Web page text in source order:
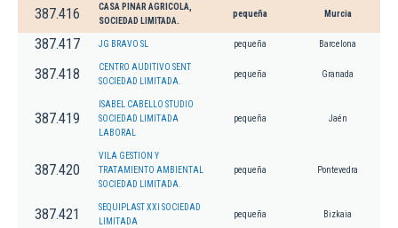
387.416
CASA PINAR AGRICOLA,
SOCIEDAD LIMITADA.
pequeña Murcia
387.417 JG BRAVO SL pequeña Barcelona
387.418
CENTRO AUDITIVO SENT
SOCIEDAD LIMITADA.
pequeña Granada
387.419
ISABEL CABELLO STUDIO
SOCIEDAD LIMITADA
LABORAL
pequeña Jaén
387.420
VILA GESTION Y
TRATAMIENTO AMBIENTAL
SOCIEDAD LIMITADA.
pequeña Pontevedra
387.421
SEQUIPLAST XXI SOCIEDAD
LIMITADA
pequeña Bizkaia